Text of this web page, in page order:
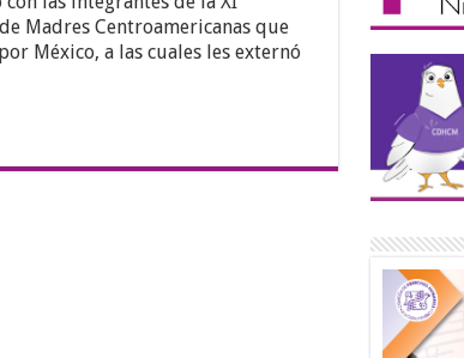
Madres Centroamericanas que
México, a las cuales les externó